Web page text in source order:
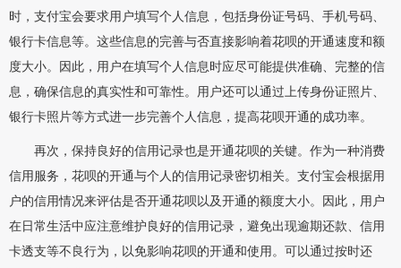
时，支付宝会要求用户填写个人信息，包括身份证号码、手机号码、
银行卡信息等。这些信息的完善与否直接影响着花呗的开通速度和额
度大小。因此，用户在填写个人信息时应尽可能提供准确、完整的信
息，确保信息的真实性和可靠性。用户还可以通过上传身份证照片、
银行卡照片等方式进一步完善个人信息，提高花呗开通的成功率。
再次，保持良好的信用记录也是开通花呗的关键。作为一种消费
信用服务，花呗的开通与个人的信用记录密切相关。支付宝会根据用
户的信用情况来评估是否开通花呗以及开通的额度大小。因此，用户
在日常生活中应注意维护良好的信用记录，避免出现逾期还款、信用
卡透支等不良行为，以免影响花呗的开通和使用。可以通过按时还